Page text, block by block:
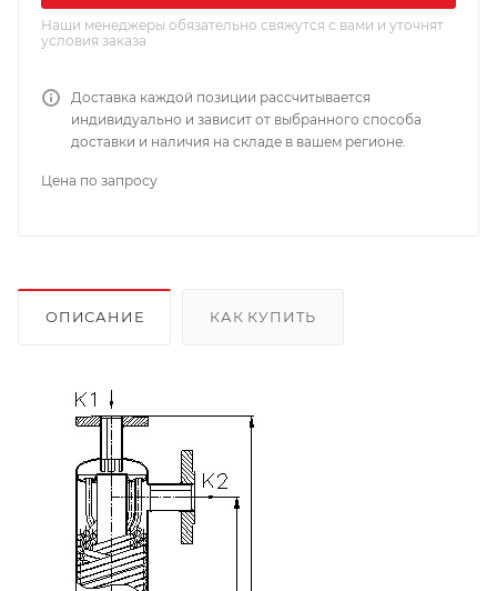
Наши менеджеры обязательно свяжутся с вами и уточнят
условия заказа
Доставка каждой позиции рассчитывается
индивидуально и зависит от выбранного способа
доставки и наличия на складе в вашем регионе.
Цена по запросу
ОПИСАНИЕ КАК КУПИТЬ